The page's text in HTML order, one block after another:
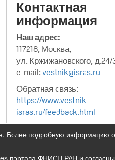
Контактная
информация
Наш адрес:
117218, Москва,
ул. Кржижановского, д.24/
e-mail: vestnik@isras.ru
Обратная связь:
https://www.vestnik-
isras.ru/feedback.html
Более подробную информацию
портала ФНИСЦ РАН и